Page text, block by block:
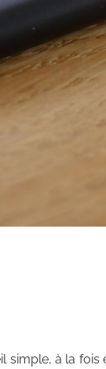
simple, à la